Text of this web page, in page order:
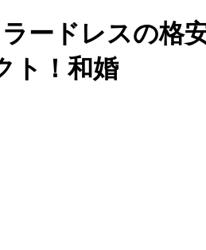
ードレスの格
ト！和婚